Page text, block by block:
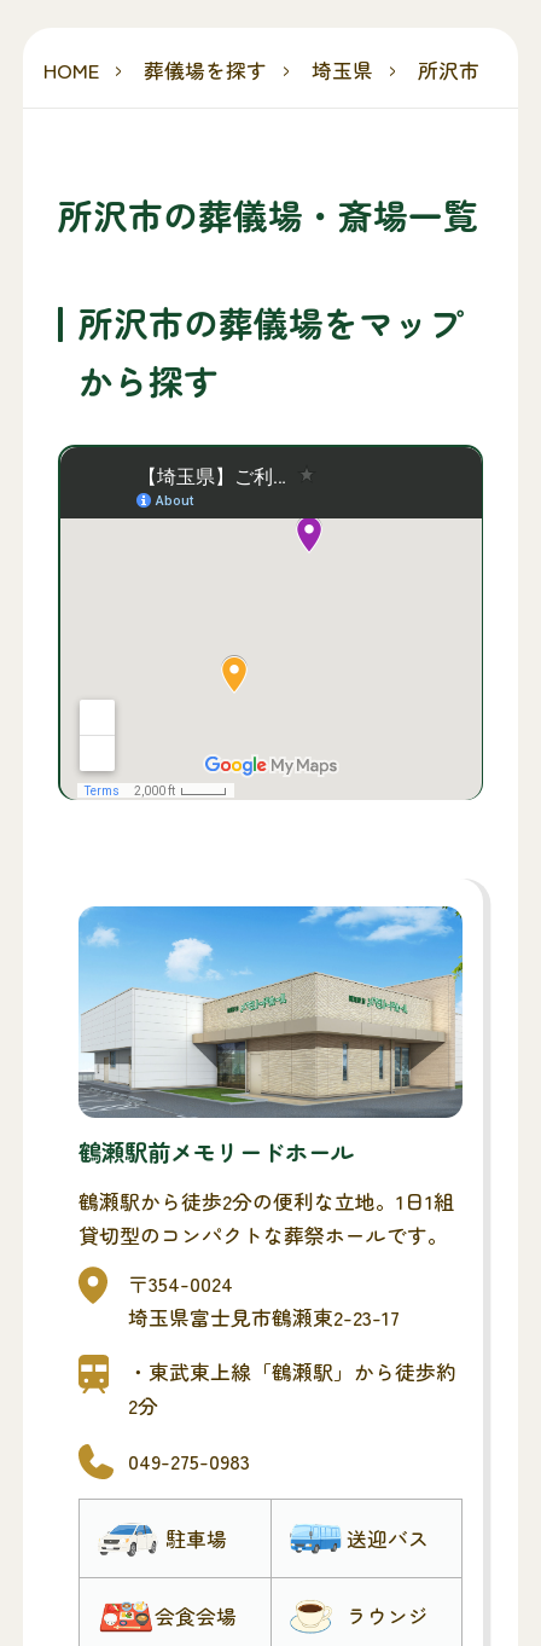
HOME 葬儀場を探す 埼玉県 所沢市
所沢市の葬儀場・斎場一覧
所沢市の葬儀場をマップ
から探す
鶴瀬駅前メモリードホール
鶴瀬駅から徒歩2分の便利な立地。1日1組
貸切型のコンパクトな葬祭ホールです。
〒354-0024
埼玉県富士見市鶴瀬東2-23-17
・東武東上線「鶴瀬駅」から徒歩約
2分
049-275-0983
駐車場 送迎バス
会食会場 ラウンジ